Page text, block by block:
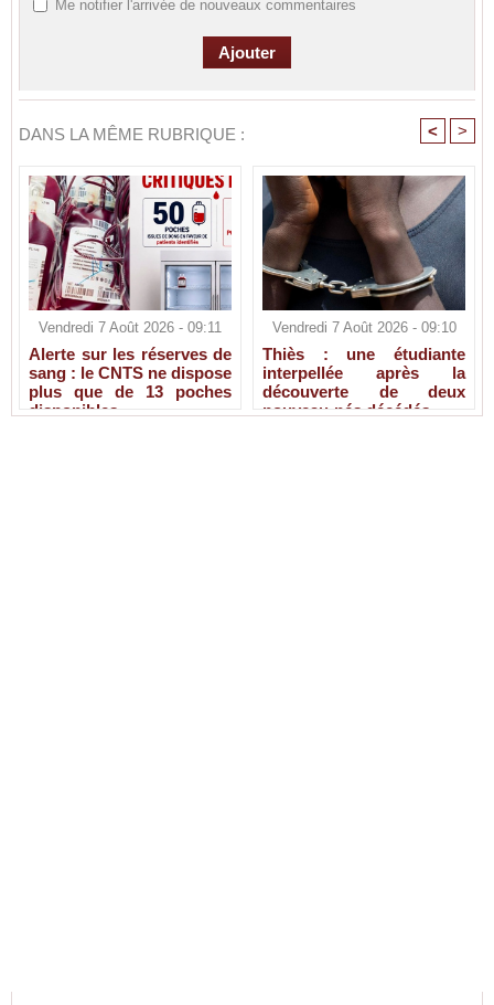
Me notifier l'arrivée de nouveaux commentaires
DANS LA MÊME RUBRIQUE : < >
Vendredi 7 Août 2026 - 09:11
Alerte sur les réserves de
sang : le CNTS ne dispose
plus que de 13 poches
disponibles
Vendredi 7 Août 2026 - 09:10
Thiès : une étudiante
interpellée après la
découverte de deux
nouveau-nés décédés